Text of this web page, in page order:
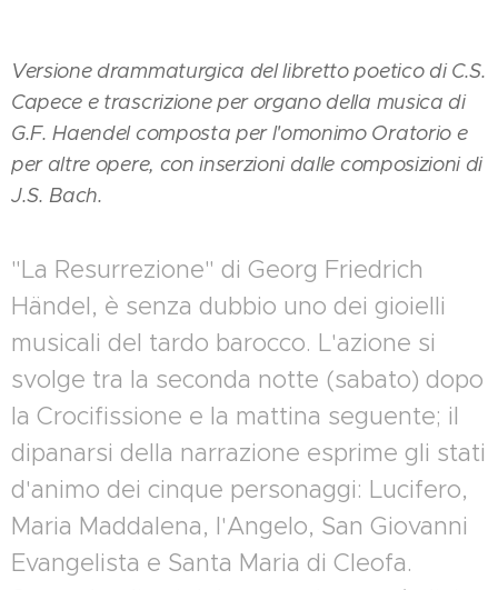
Versione drammaturgica del libretto poetico di C.S.
Capece e trascrizione per organo della musica di
G.F. Haendel composta per l'omonimo Oratorio e
per altre opere, con inserzioni dalle composizioni di
J.S. Bach.
"La Resurrezione" di Georg Friedrich
Händel, è senza dubbio uno dei gioielli
musicali del tardo barocco. L'azione si
svolge tra la seconda notte (sabato) dopo
la Crocifissione e la mattina seguente; il
dipanarsi della narrazione esprime gli stati
d'animo dei cinque personaggi: Lucifero,
Maria Maddalena, l'Angelo, San Giovanni
Evangelista e Santa Maria di Cleofa.